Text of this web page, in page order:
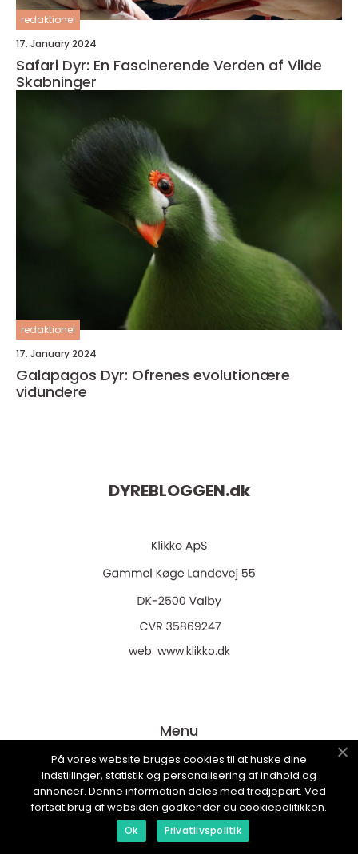
redaktionel
17. January 2024
Safari Dyr: En Fascinerende Verden af Vilde
Skabninger
redaktionel
17. January 2024
Galapagos Dyr: Ofrenes evolutionære
vidundere
DYREBLOGGEN.dk
web: www.klikko.dk
Menu
Annoncering
Om os
Cookies
På vores website bruges cookies til at huske dine
indstillinger, statistik og personalisering af indhold og
annoncer. Denne information deles med tredjepart. Ved
fortsat brug af websiden godkender du cookiepolitikken.
Ok Privatlivspolitik